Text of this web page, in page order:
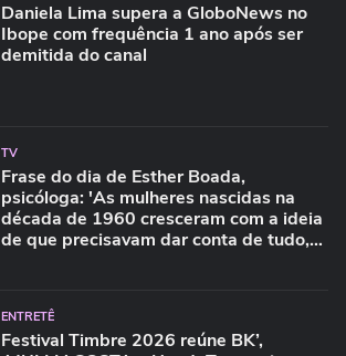
Daniela Lima supera a GloboNews no
Ibope com frequência 1 ano após ser
demitida do canal
TV
Frase do dia de Esther Boada,
psicóloga: 'As mulheres nascidas na
década de 1960 cresceram com a ideia
de que precisavam dar conta de tudo,
ENTRETÊ
Festival Timbre 2026 reúne BK’,